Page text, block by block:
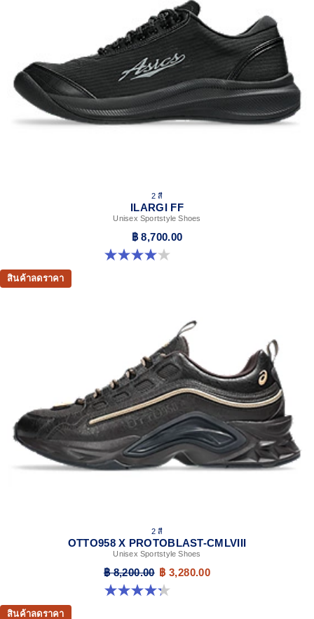
2 สี
ILARGI FF
Unisex Sportstyle Shoes
฿ 8,700.00
4.0 จาก 5 ดาว 8 รีวิว
สินค้าลดราคา
2 สี
OTTO958 X PROTOBLAST-CMLVIII
Unisex Sportstyle Shoes
฿ 8,200.00 ฿ 3,280.00
4.3 จาก 5 ดาว 12 รีวิว
สินค้าลดราคา